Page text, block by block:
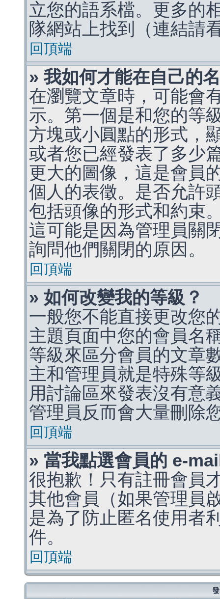
立您的語系檔。更多的
隊網站上找到（連結請
回頂端
» 我如何才能在自己的
在瀏覽文章時，可能會
示。第一個是和您的等
方塊或小圓點的形式，
或者您已經發表了多少
更大的圖像，這是會員
個人的表徵。是否允許
包括頭像的形式和約束
這可能是因為管理員關
詢問他們關閉的原因。
回頂端
» 如何改變我的等級？
一般您不能直接更改您
主題頁面中您的會員名
等級來區分會員的文章
主和管理員就是特殊等
用討論區來發表沒有意
管理員反而會大量刪除
回頂端
» 當我點選會員的 e-
很抱歉！只有註冊會員
其他會員（如果管理員
是為了防止匿名使用者
件。
回頂端